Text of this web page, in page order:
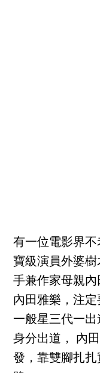
有一位電影界
寶級演員外婆
手兼作家母親內
內田雅樂，注
一般星三代一
身分出道， 內
發，靠雙腳扎